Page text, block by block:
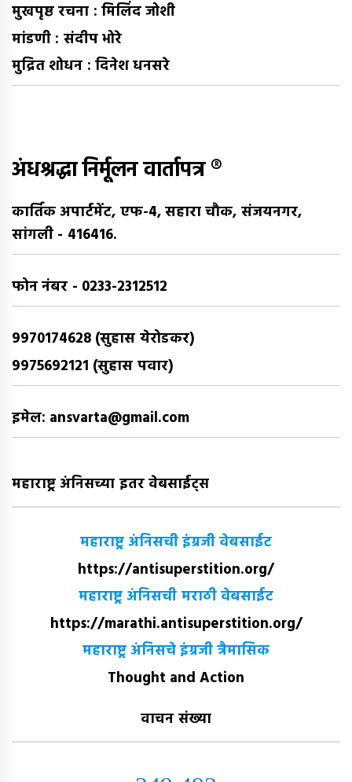
मुखपृष्ठ रचना : मिलिंद जोशी
मांडणी : संदीप भोरे
मुद्रित शोधन : दिनेश धनसरे
अंधश्रद्धा निर्मूलन वार्तापत्र ®
कार्तिक अपार्टमेंट, एफ-4, सहारा चौक, संजयनगर,
सांगली - 416416.
फोन नंबर - 0233-2312512
9970174628 (सुहास येरोडकर)
9975692121 (सुहास पवार)
इमेल: ansvarta@gmail.com
महाराष्ट्र अंनिसच्या इतर वेबसाईट्स
महाराष्ट्र अंनिसची इंग्रजी वेबसाईट
https://antisuperstition.org/
महाराष्ट्र अंनिसची मराठी वेबसाईट
https://marathi.antisuperstition.org/
महाराष्ट्र अंनिसचे इंग्रजी त्रैमासिक
Thought and Action
वाचन संख्या